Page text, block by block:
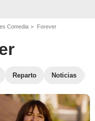
Comedia Forever
Reparto Noticias